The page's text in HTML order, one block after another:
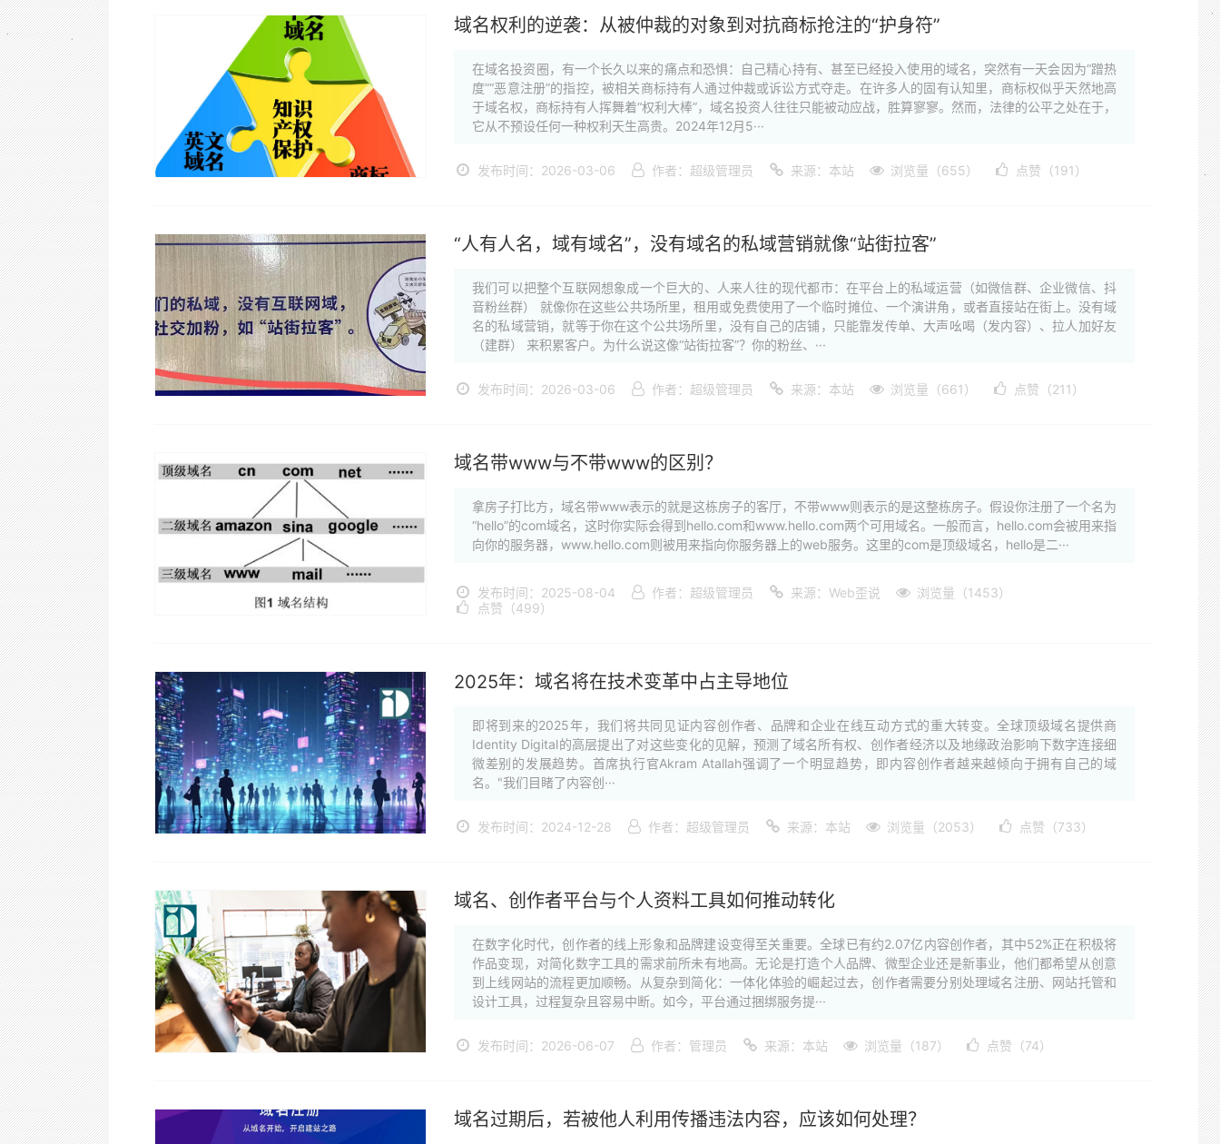
域名权利的逆袭：从被仲裁的对象到对抗商标抢注的“护身符”
在域名投资圈，有一个长久以来的痛点和恐惧：自己精心持有、甚至已经投入使用的域名，突然有一天会因为“蹭热
度”“恶意注册”的指控，被相关商标持有人通过仲裁或诉讼方式夺走。在许多人的固有认知里，商标权似乎天然地高
于域名权，商标持有人挥舞着“权利大棒”，域名投资人往往只能被动应战，胜算寥寥。然而，法律的公平之处在于，
它从不预设任何一种权利天生高贵。2024年12月5···
发布时间：2026-03-06 作者：超级管理员 来源：本站 浏览量（655） 点赞（191）
“人有人名，域有域名”，没有域名的私域营销就像“站街拉客”
我们可以把整个互联网想象成一个巨大的、人来人往的现代都市：在平台上的私域运营（如微信群、企业微信、抖
音粉丝群） 就像你在这些公共场所里，租用或免费使用了一个临时摊位、一个演讲角，或者直接站在街上。没有域
名的私域营销，就等于你在这个公共场所里，没有自己的店铺，只能靠发传单、大声吆喝（发内容）、拉人加好友
（建群） 来积累客户。为什么说这像“站街拉客”？你的粉丝、···
发布时间：2026-03-06 作者：超级管理员 来源：本站 浏览量（661） 点赞（211）
域名带www与不带www的区别？
拿房子打比方，域名带www表示的就是这栋房子的客厅，不带www则表示的是这整栋房子。假设你注册了一个名为
“hello”的com域名，这时你实际会得到hello.com和www.hello.com两个可用域名。一般而言，hello.com会被用来指
向你的服务器，www.hello.com则被用来指向你服务器上的web服务。这里的com是顶级域名，hello是二···
发布时间：2025-08-04 作者：超级管理员 来源：Web歪说
浏览量（1453）
点赞（499）
2025年：域名将在技术变革中占主导地位
即将到来的2025年，我们将共同见证内容创作者、品牌和企业在线互动方式的重大转变。全球顶级域名提供商
Identity Digital的高层提出了对这些变化的见解，预测了域名所有权、创作者经济以及地缘政治影响下数字连接细
微差别的发展趋势。首席执行官Akram Atallah强调了一个明显趋势，即内容创作者越来越倾向于拥有自己的域
名。"我们目睹了内容创···
发布时间：2024-12-28 作者：超级管理员 来源：本站 浏览量（2053） 点赞（733）
域名、创作者平台与个人资料工具如何推动转化
在数字化时代，创作者的线上形象和品牌建设变得至关重要。全球已有约2.07亿内容创作者，其中52%正在积极将
作品变现，对简化数字工具的需求前所未有地高。无论是打造个人品牌、微型企业还是新事业，他们都希望从创意
到上线网站的流程更加顺畅。从复杂到简化：一体化体验的崛起过去，创作者需要分别处理域名注册、网站托管和
设计工具，过程复杂且容易中断。如今，平台通过捆绑服务提···
发布时间：2026-06-07 作者：管理员 来源：本站 浏览量（187） 点赞（74）
域名过期后，若被他人利用传播违法内容，应该如何处理？